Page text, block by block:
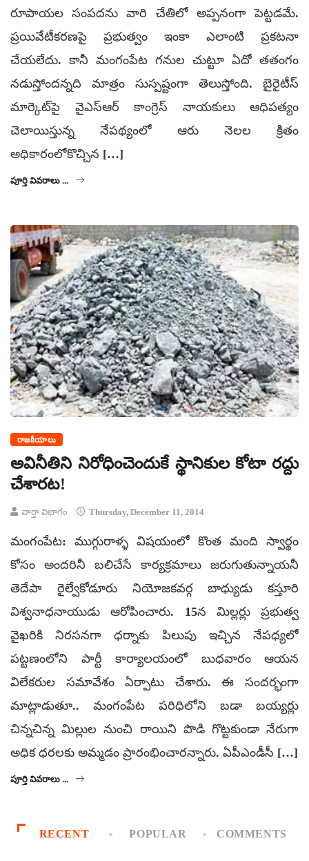
రూపాయల సంపదను వారి చేతిలో అప్పనంగా పెట్టడమే.
ప్రయివేటీకరణపై ప్రభుత్వం ఇంకా ఎలాంటి ప్రకటనా
చేయలేదు. కానీ మంగంపేట గనుల చుట్టూ ఏదో తతంగం
నడుస్తోందన్నది మాత్రం సుస్పష్టంగా తెలుస్తోంది. బైరైటీస్‌
మార్కెట్‌పై వైఎస్‌ఆర్‌ కాంగ్రెస్‌ నాయకులు ఆధిపత్యం
చెలాయిస్తున్న నేపథ్యంలో ఆరు నెలల క్రితం
అధికారంలోకొచ్చిన […]
పూర్తి వివరాలు ...
రాజకీయాలు
అవినీతిని నిరోధించెందుకే స్థానికుల కోటా రద్దు
చేశారట!
వార్తా విభాగం Thursday, December 11, 2014
మంగంపేట: ముగ్గురాళ్ళ విషయంలో కొంత మంది స్వార్థం
కోసం అందరినీ బలిచేసే కార్యక్రమాలు జరుగుతున్నాయనీ
తెదేపా రైల్వేకోడూరు నియోజకవర్గ బాధ్యుడు కస్తూరి
విశ్వనాధనాయుడు ఆరోపించారు. 15న మిల్లర్లు ప్రభుత్వ
వైఖరికి నిరసనగా ధర్నాకు పిలుపు ఇచ్చిన నేపధ్యలో
పట్టణంలోని పార్టీ కార్యాలయంలో బుధవారం ఆయన
విలేకరుల సమావేశం ఏర్పాటు చేశారు. ఈ సందర్భంగా
మాట్లాడుతూ.. మంగంపేట పరిధిలోని బడా బయ్యర్లు
చిన్నచిన్న మిల్లుల నుంచి రాయిని పొడి గొట్టకుండా నేరుగా
అధిక ధరలకు అమ్మడం ప్రారంభించారన్నారు. ఏపీఎండీసీ […]
పూర్తి వివరాలు ...
RECENT POPULAR COMMENTS